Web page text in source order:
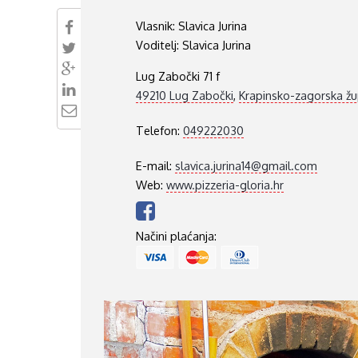
VUKOVARSKO-SRIJEMSKA ŽUPANIJA
ISTARSKA ŽUPANIJA
Vlasnik: Slavica Jurina
Voditelj: Slavica Jurina
Lug Zabočki 71 f
49210 Lug Zabočki, Krapinsko-zagorska
Telefon: 049222030
E-mail: slavica.jurina14@gmail.com
Web: www.pizzeria-gloria.hr
Načini plaćanja: